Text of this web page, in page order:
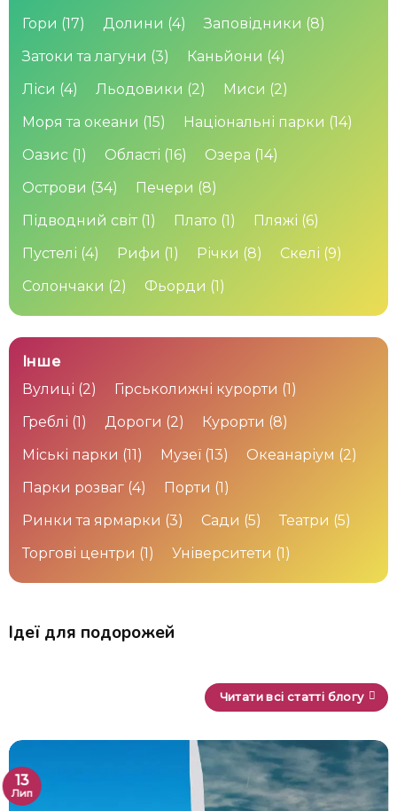
Гори (17) Долини (4) Заповідники (8)
Затоки та лагуни (3) Каньйони (4)
Ліси (4) Льодовики (2) Миси (2)
Моря та океани (15) Національні парки (14)
Оазис (1) Області (16) Озера (14)
Острови (34) Печери (8)
Підводний світ (1) Плато (1) Пляжі (6)
Пустелі (4) Рифи (1) Річки (8) Скелі (9)
Солончаки (2) Фьорди (1)
Інше
Вулиці (2) Гірськолижні курорти (1)
Греблі (1) Дороги (2) Курорти (8)
Міські парки (11) Музеї (13) Океанаріум (2)
Парки розваг (4) Порти (1)
Ринки та ярмарки (3) Сади (5) Театри (5)
Торгові центри (1) Університети (1)
Ідеї для подорожей
Читати всі статті блогу
13
Лип